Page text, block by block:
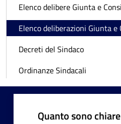
Elenco delibere Giunta e
Elenco deliberazioni Giunta e
Decreti del Sindaco
Ordinanze Sindacali
Quanto sono